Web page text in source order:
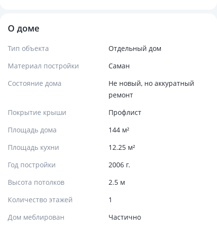
О доме
Тип объекта
Отдельный дом
Материал постройки
Саман
Состояние дома
Не новый, но аккуратный
ремонт
Покрытие крыши
Профлист
Площадь дома
144 м²
Площадь кухни
12.25 м²
Год постройки
2006 г.
Высота потолков
2.5 м
Количество этажей
1
Дом меблирован
Частично